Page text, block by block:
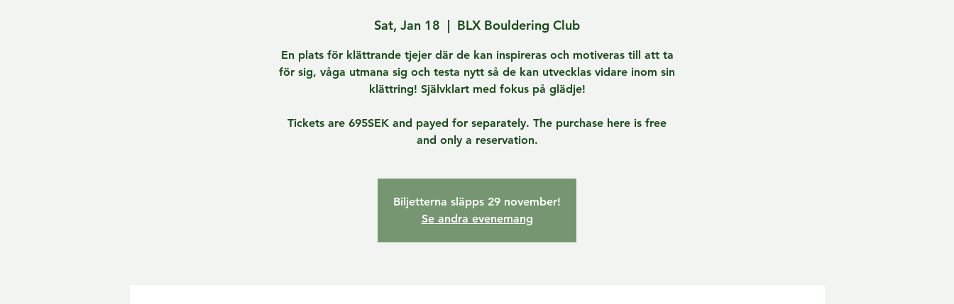
Sat, Jan 18
  |
BLX Bouldering Club
En plats för klättrande tjejer där de kan inspireras och motiveras till att ta
för sig, våga utmana sig och testa nytt så de kan utvecklas vidare inom sin
klättring! Självklart med fokus på glädje!
Tickets are 695SEK and payed for separately. The purchase here is free
and only a reservation.
Biljetterna släpps 29 november!
Se andra evenemang